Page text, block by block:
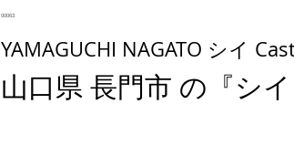
00063
YAMAGUCHI NAGATO シイ
山口県 長門市 の『シ